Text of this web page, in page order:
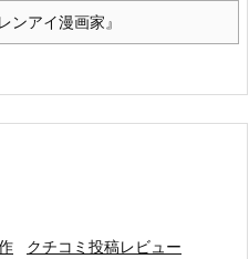
ンアイ漫画家』
クチコミ投稿レビュー